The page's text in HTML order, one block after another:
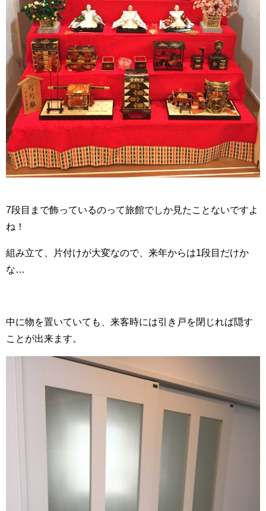
7段目まで飾っているのって旅館でしか見たことないですよ
ね！
組み立て、片付けが大変なので、来年からは1段目だけか
な…
中に物を置いていても、来客時には引き戸を閉じれば隠す
ことが出来ます。